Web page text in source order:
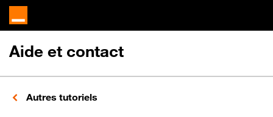
Aide et contact
Autres tutoriels